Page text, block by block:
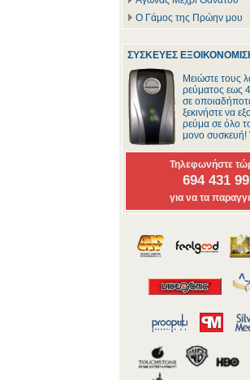
Ο Γάμος της Πρώην μου
ΣΥΣΚΕΥΕΣ
Μειώστε τους
ρεύματος εως
σε
ξεκινήστε να
ρεύμα σε όλο
μονο συσκευή!
Τηλεφωνήστε
694 431
για να τα